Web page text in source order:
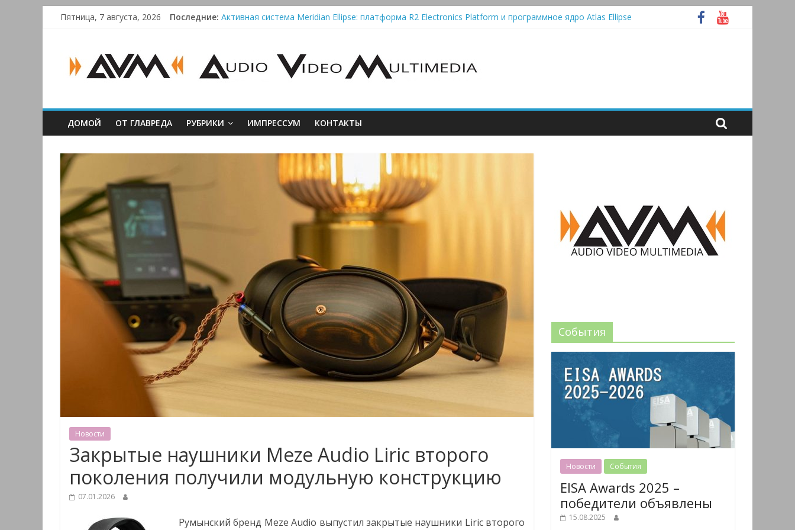
Пятница, 7 августа, 2026 Последние: Активная система Meridian Ellipse: платформа R2 Electronics Platform и программное ядро Atlas Ellipse
Victrola Automatic — традиционный виниловый автомат, дополненный Bluetooth
AUDIO,
VIDEO
&
MULTIMEDIA
Аудио,
Видео
&
Мультимедиа
ДОМОЙ ОТ ГЛАВРЕДА РУБРИКИ ИМПРЕССУМ КОНТАКТЫ
Новости
Закрытые наушники Meze Audio Liric второго
поколения получили модульную конструкцию
07.01.2026
Румынский бренд Meze Audio выпустил закрытые наушники Liric второго
События
Новости События
EISA Awards 2025 –
победители объявлены
15.08.2025